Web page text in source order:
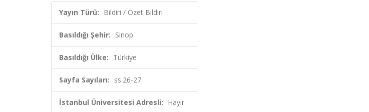
Yayın Türü: Bildiri / Özet Bildiri
Basıldığı Şehir: Sinop
Basıldığı Ülke: Türkiye
Sayfa Sayıları: ss.26-27
İstanbul Üniversitesi Adresli: Hayır